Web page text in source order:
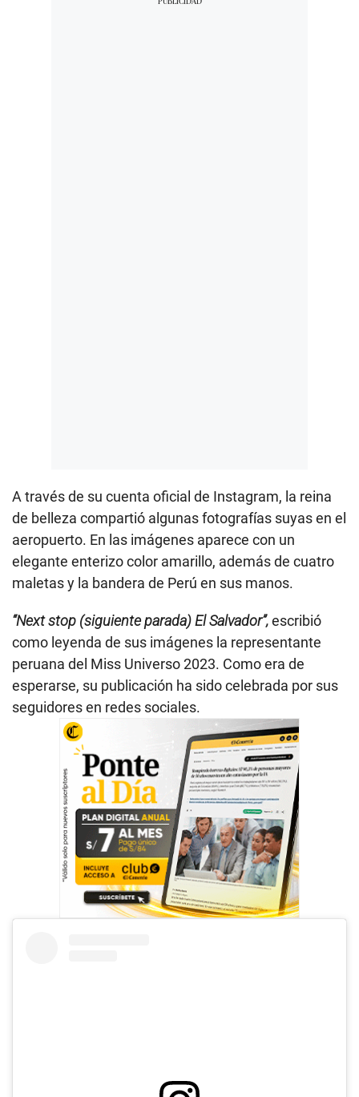
A través de su cuenta oficial de Instagram, la reina
de belleza compartió algunas fotografías suyas en el
aeropuerto. En las imágenes aparece con un
elegante enterizo color amarillo, además de cuatro
maletas y la bandera de Perú en sus manos.
“Next stop (siguiente parada) El Salvador”,escribió
como leyenda de sus imágenes la representante
peruana del Miss Universo 2023. Como era de
esperarse, su publicación ha sido celebrada por sus
seguidores en redes sociales.